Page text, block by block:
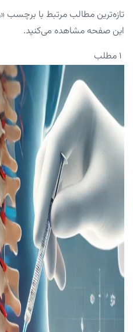
تازه‌ترین مطالب مرتبط با برچسب
این صفحه مشاهده می‌کنید.
۱ مطلب